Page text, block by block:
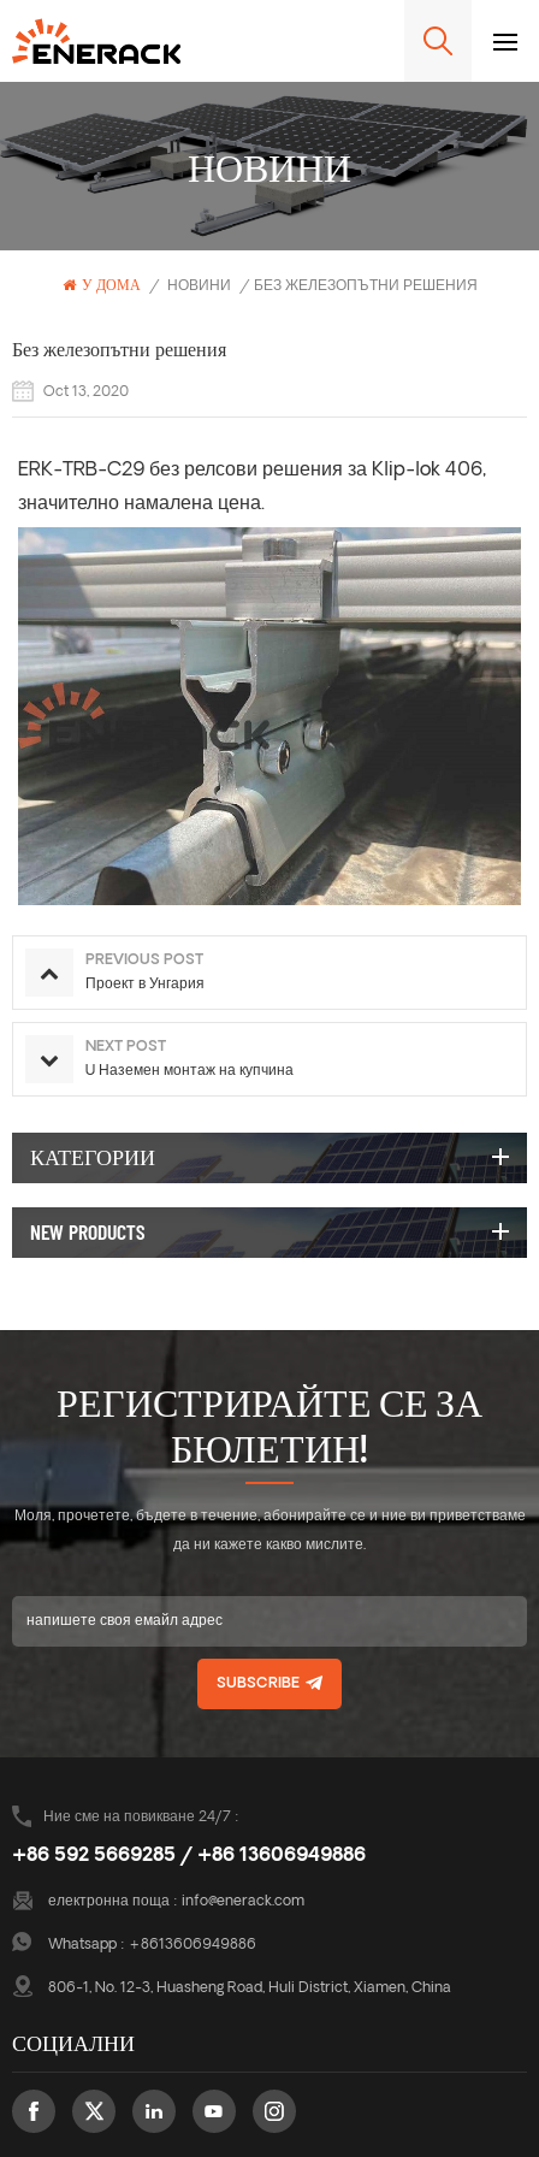
НОВИНИ
У ДОМА / НОВИНИ / БЕЗ ЖЕЛЕЗОПЪТНИ РЕШЕНИЯ
Без железопътни решения
Oct 13, 2020
ERK-TRB-C29 без релсови решения за Klip-lok 406,
значително намалена цена.
PREVIOUS POST
Проект в Унгария
NEXT POST
U Наземен монтаж на купчина
КАТЕГОРИИ
NEW PRODUCTS
РЕГИСТРИРАЙТЕ СЕ ЗА
БЮЛЕТИН!
Моля, прочетете, бъдете в течение, абонирайте се и ние ви приветстваме
да ни кажете какво мислите.
SUBSCRIBE
Ние сме на повикване 24/7 :
+86 592 5669285 / +86 13606949886
електронна поща : info@enerack.com
Whatsapp : +8613606949886
806-1, No. 12-3, Huasheng Road, Huli District, Xiamen, China
СОЦИАЛНИ